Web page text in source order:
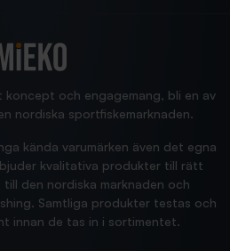
koncept och engagemang, bli en av
nordiska sportfiskemarknaden.
kända varumärken även det egna
kvalitativa produkter till rätt
den nordiska marknaden och
Samtliga produkter testas och
innan de tas in i sortimentet.